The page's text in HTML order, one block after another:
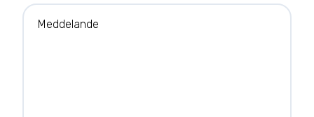
Meddelande